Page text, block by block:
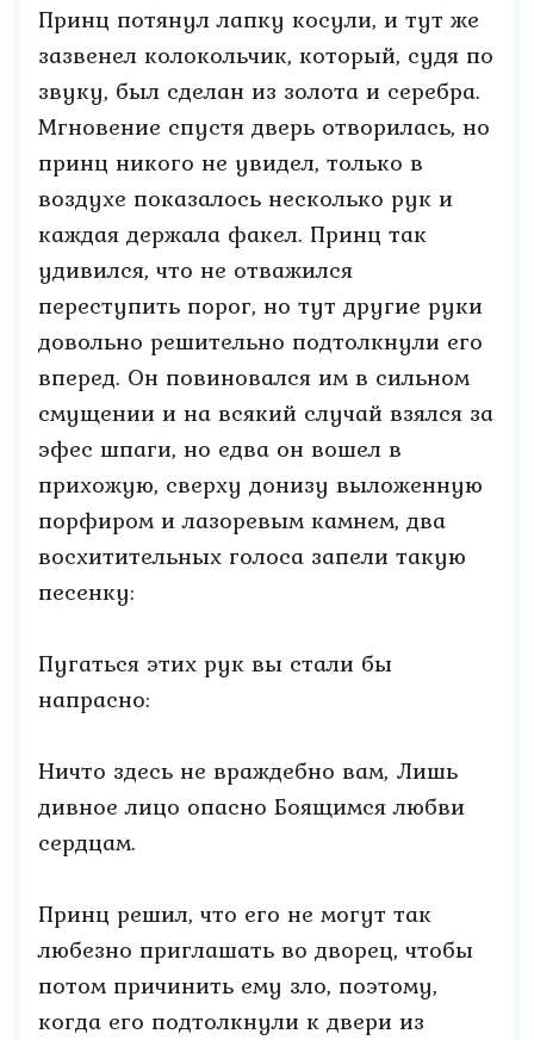
Принц потянул лапку косули, и тут же
зазвенел колокольчик, который, судя по
звуку, был сделан из золота и серебра.
Мгновение спустя дверь отворилась, но
принц никого не увидел, только в
воздухе показалось несколько рук и
каждая держала факел. Принц так
удивился, что не отважился
переступить порог, но тут другие руки
довольно решительно подтолкнули его
вперед. Он повиновался им в сильном
смущении и на всякий случай взялся за
эфес шпаги, но едва он вошел в
прихожую, сверху донизу выложенную
порфиром и лазоревым камнем, два
восхитительных голоса запели такую
песенку:
Пугаться этих рук вы стали бы
напрасно:
Ничто здесь не враждебно вам, Лишь
дивное лицо опасно Боящимся любви
сердцам.
Принц решил, что его не могут так
любезно приглашать во дворец, чтобы
потом причинить ему зло, поэтому,
когда его подтолкнули к двери из